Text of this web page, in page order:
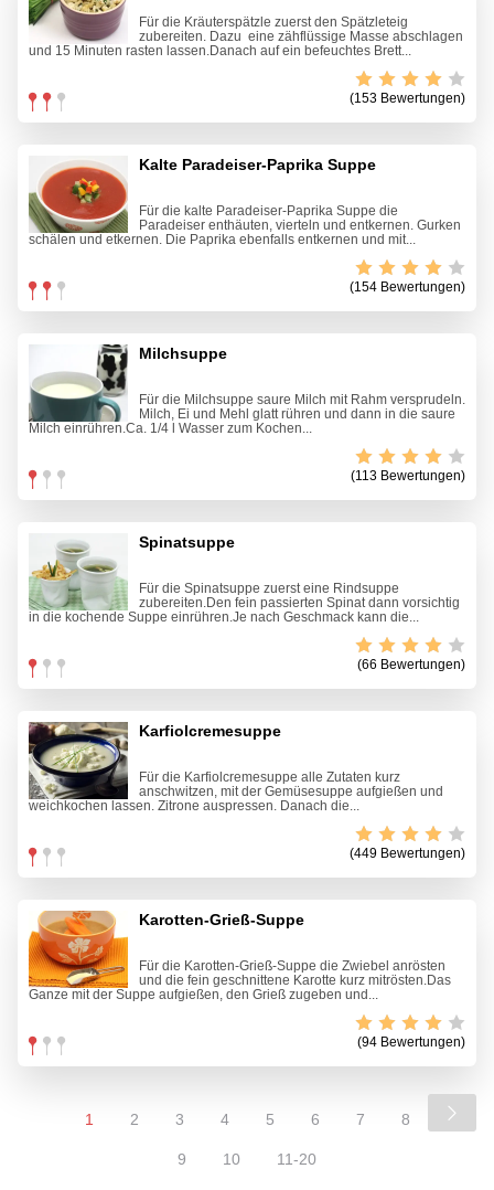
Für die Kräuterspätzle zuerst den Spätzleteig
zubereiten. Dazu eine zähflüssige Masse abschlagen
und 15 Minuten rasten lassen.Danach auf ein befeuchtes Brett...
(153 Bewertungen)
Kalte Paradeiser-Paprika Suppe
Für die kalte Paradeiser-Paprika Suppe die
Paradeiser enthäuten, vierteln und entkernen. Gurken
schälen und etkernen. Die Paprika ebenfalls entkernen und mit...
(154 Bewertungen)
Milchsuppe
Für die Milchsuppe saure Milch mit Rahm versprudeln.
Milch, Ei und Mehl glatt rühren und dann in die saure
Milch einrühren.Ca. 1/4 l Wasser zum Kochen...
(113 Bewertungen)
Spinatsuppe
Für die Spinatsuppe zuerst eine Rindsuppe
zubereiten.Den fein passierten Spinat dann vorsichtig
in die kochende Suppe einrühren.Je nach Geschmack kann die...
(66 Bewertungen)
Karfiolcremesuppe
Für die Karfiolcremesuppe alle Zutaten kurz
anschwitzen, mit der Gemüsesuppe aufgießen und
weichkochen lassen. Zitrone auspressen. Danach die...
(449 Bewertungen)
Karotten-Grieß-Suppe
Für die Karotten-Grieß-Suppe die Zwiebel anrösten
und die fein geschnittene Karotte kurz mitrösten.Das
Ganze mit der Suppe aufgießen, den Grieß zugeben und...
(94 Bewertungen)
1 2 3 4 5 6 7 8
9 10 11-20